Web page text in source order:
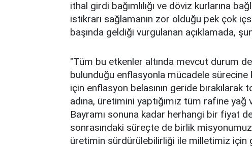
ithal girdi bağımlılığı ve döviz kurlarına
istikrarı sağlamanın zor olduğu pek çok
başında geldiği vurgulanan açıklamada,
"Tüm bu etkenler altında mevcut durum
bulunduğu enflasyonla mücadele sürecine
için enflasyon belasının geride
adına, üretimini yaptığımız tüm rafine
Bayramı sonuna kadar herhangi bir fiyat
sonrasındaki süreçte de birlik
üretimin sürdürülebilirliği ile milletimiz için